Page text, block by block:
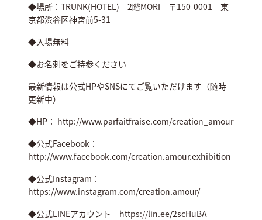
◆場所：TRUNK(HOTEL) 2階MORI 〒150-0001 東
京都渋谷区神宮前5-31
◆入場無料
◆お名刺をご持参ください
最新情報は公式HPやSNSにてご覧いただけます（随時
更新中）
◆HP： http://www.parfaitfraise.com/creation_amour
◆公式Facebook：
http://www.facebook.com/creation.amour.exhibition
◆公式Instagram：
https://www.instagram.com/creation.amour/
◆公式LINEアカウント https://lin.ee/2scHuBA